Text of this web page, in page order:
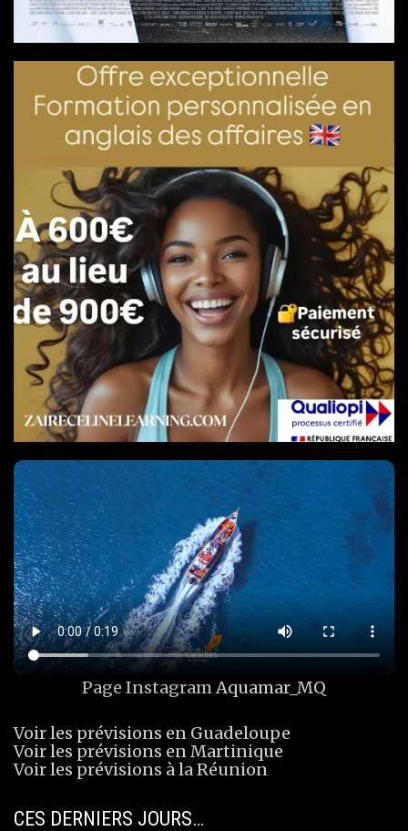
Page Instagram Aquamar_MQ
Voir les prévisions en Guadeloupe
Voir les prévisions en Martinique
Voir les prévisions à la Réunion
CES DERNIERS JOURS…